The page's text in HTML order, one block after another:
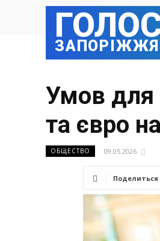
ЗАПОРІЖЖЯ
Умов для
та євро
ОБЩЕСТВО 09.05.2026
Поделиться